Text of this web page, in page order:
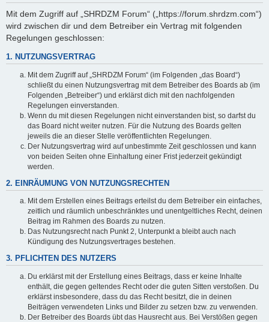
Mit dem Zugriff auf „SHRDZM Forum“ („https://forum.shrdzm.com“)
wird zwischen dir und dem Betreiber ein Vertrag mit folgenden
Regelungen geschlossen:
1. NUTZUNGSVERTRAG
Mit dem Zugriff auf „SHRDZM Forum“ (im Folgenden „das Board“)
schließt du einen Nutzungsvertrag mit dem Betreiber des Boards ab (im
Folgenden „Betreiber“) und erklärst dich mit den nachfolgenden
Regelungen einverstanden.
Wenn du mit diesen Regelungen nicht einverstanden bist, so darfst du
das Board nicht weiter nutzen. Für die Nutzung des Boards gelten
jeweils die an dieser Stelle veröffentlichten Regelungen.
Der Nutzungsvertrag wird auf unbestimmte Zeit geschlossen und kann
von beiden Seiten ohne Einhaltung einer Frist jederzeit gekündigt
werden.
2. EINRÄUMUNG VON NUTZUNGSRECHTEN
Mit dem Erstellen eines Beitrags erteilst du dem Betreiber ein einfaches,
zeitlich und räumlich unbeschränktes und unentgeltliches Recht, deinen
Beitrag im Rahmen des Boards zu nutzen.
Das Nutzungsrecht nach Punkt 2, Unterpunkt a bleibt auch nach
Kündigung des Nutzungsvertrages bestehen.
3. PFLICHTEN DES NUTZERS
Du erklärst mit der Erstellung eines Beitrags, dass er keine Inhalte
enthält, die gegen geltendes Recht oder die guten Sitten verstoßen. Du
erklärst insbesondere, dass du das Recht besitzt, die in deinen
Beiträgen verwendeten Links und Bilder zu setzen bzw. zu verwenden.
Der Betreiber des Boards übt das Hausrecht aus. Bei Verstößen gegen